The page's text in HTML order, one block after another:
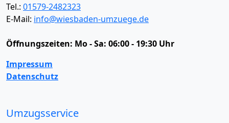
Tel.: 01579-2482323
E-Mail: info@wiesbaden-umzuege.de
Öffnungszeiten: Mo - Sa: 06:00 - 19:30 Uhr
Impressum
Datenschutz
Umzugsservice